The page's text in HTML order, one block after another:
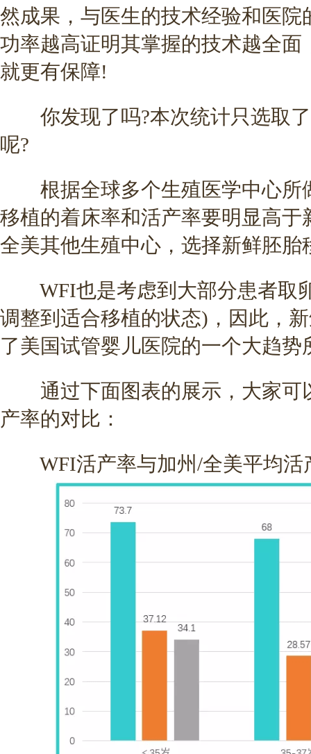
然成果，与医生的技术经验和医
功率越高证明其掌握的技术越全
就更有保障!
你发现了吗?本次统计只选取了
呢?
根据全球多个生殖医学中心所
移植的着床率和活产率要明显高
全美其他生殖中心，选择新鲜胚胎
WFI也是考虑到大部分患者取
调整到适合移植的状态)，因此，
了美国试管婴儿医院的一个大趋势
通过下面图表的展示，大家可
产率的对比：
WFI活产率与加州/全美平均活